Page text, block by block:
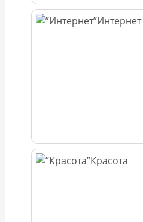
Интернет
Красота